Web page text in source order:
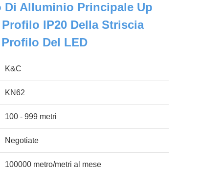
Di Alluminio Principale Up
IP20 Della Striscia
Del LED
K&C
KN62
100 - 999 metri
Negotiate
100000 metro/metri al mese